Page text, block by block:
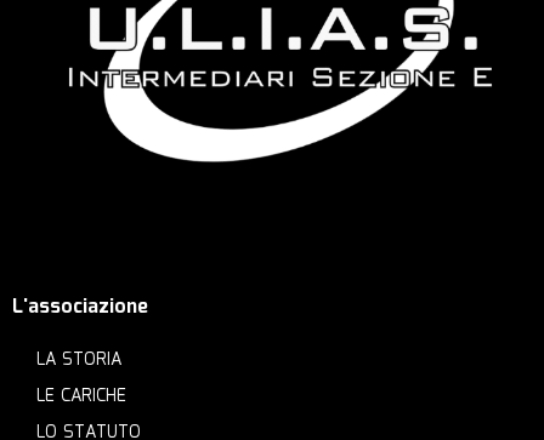
L'associazione
LA STORIA
LE CARICHE
LO STATUTO